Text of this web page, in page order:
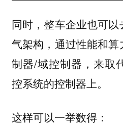
同时，整车企业也可
气架构，通过性能和
制器/域控制器，来取
控系统的控制器上。
这样可以一举数得：